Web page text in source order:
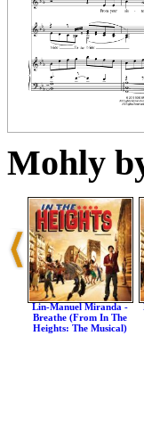
Mohly
Lin-Manuel Miranda -
Breathe (from In The
Heights: The Musical)